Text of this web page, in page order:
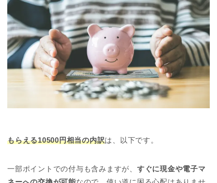
もらえる10500円相当の内訳は、以下です。
一部ポイントでの付与も含みますが、 すぐに現金や電子マ